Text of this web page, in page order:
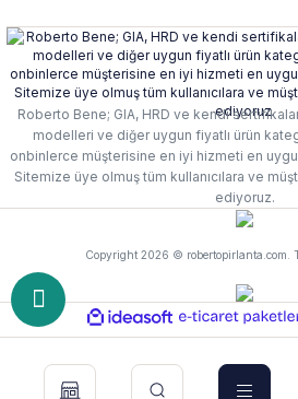
Roberto Bene; GIA, HRD ve kendi
modelleri ve diğer uygun fiyatlı ürün
onbinlerce müşterisine en iyi hizmeti en
Sitemize üye olmuş tüm kullanıcılara ve
ediyoruz.
Copyright 2026 © robertopirlanta.com.
ideasoft